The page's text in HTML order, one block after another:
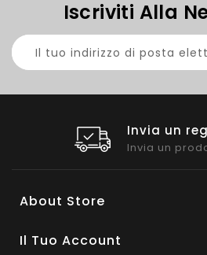
Iscriviti Alla
Invia un
Invia un
About Store
Il Tuo Account